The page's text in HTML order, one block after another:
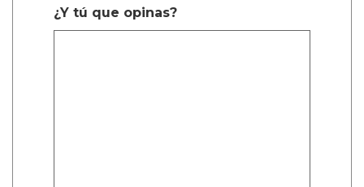
¿Y tú que opinas?